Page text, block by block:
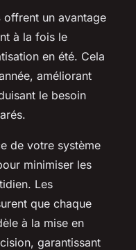
offrent un avantage
à la fois le
en été. Cela
améliorant
le besoin
de votre système
minimiser les
Les
que chaque
à la mise en
garantissant